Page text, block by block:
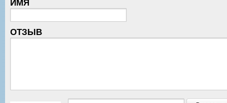
ИМЯ
ОТЗЫВ